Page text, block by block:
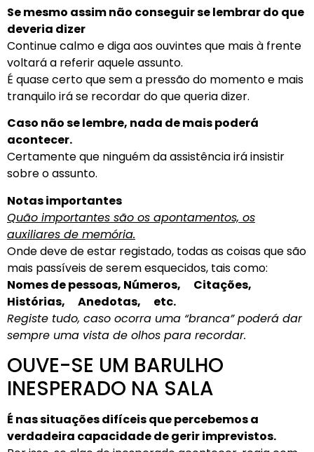
Se mesmo assim não conseguir se lembrar do que
deveria dizer
Continue calmo e diga aos ouvintes que mais à frente
voltará a referir aquele assunto.
É quase certo que sem a pressão do momento e mais
tranquilo irá se recordar do que queria dizer.
Caso não se lembre, nada de mais poderá
acontecer.
Certamente que ninguém da assistência irá insistir
sobre o assunto.
Notas importantes
Quão importantes são os apontamentos, os
auxiliares de memória.
Onde deve de estar registado, todas as coisas que são
mais passíveis de serem esquecidos, tais como:
Nomes de pessoas, Números, Citações,
Histórias, Anedotas, etc.
Registe tudo, caso ocorra uma “branca” poderá dar
sempre uma vista de olhos para recordar.
OUVE-SE UM BARULHO
INESPERADO NA SALA
É nas situações difíceis que percebemos a
verdadeira capacidade de gerir imprevistos.